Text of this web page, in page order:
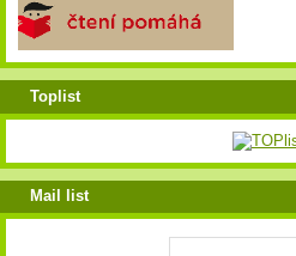
Toplist
Mail list